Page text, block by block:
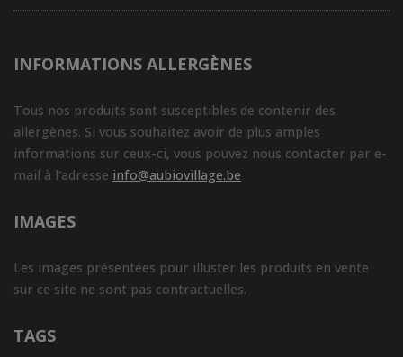
INFORMATIONS ALLERGÈNES
Tous nos produits sont susceptibles de contenir des
allergènes. Si vous souhaitez avoir de plus amples
informations sur ceux-ci, vous pouvez nous contacter par e-
mail à l'adresse info@aubiovillage.be
IMAGES
Les images présentées pour illuster les produits en vente
sur ce site ne sont pas contractuelles.
TAGS